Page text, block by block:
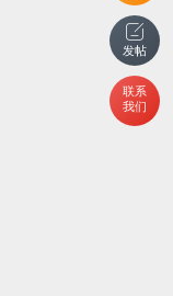
发帖
联系
我们